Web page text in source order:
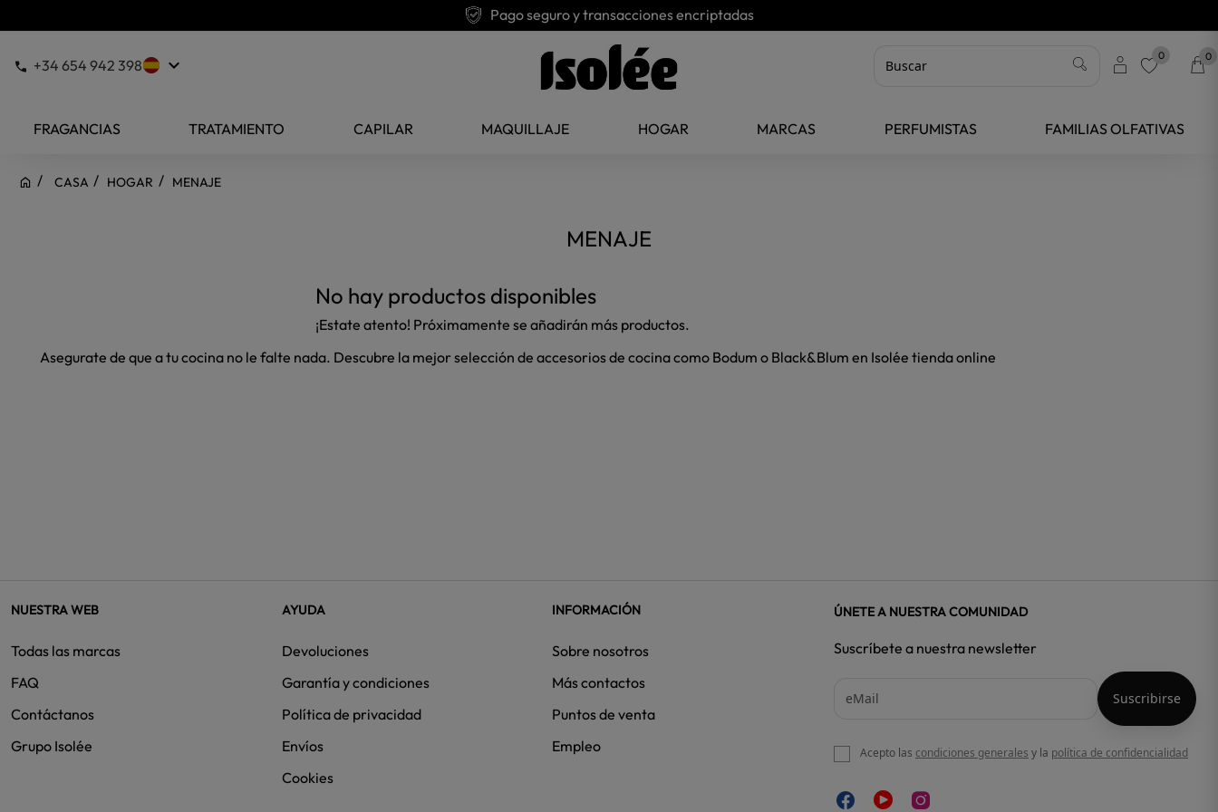
Pago seguro y transacciones encriptadas
+34 654 942 398 keyboard_arrow_down 0 0
FRAGANCIAS TRATAMIENTO CAPILAR MAQUILLAJE HOGAR MARCAS PERFUMISTAS FAMILIAS OLFATIVAS
CASA HOGAR MENAJE
MENAJE
No hay productos disponibles
¡Estate atento! Próximamente se añadirán más productos.
Asegurate de que a tu cocina no le falte nada. Descubre la mejor selección de accesorios de cocina como Bodum o Black&Blum en Isolée tienda online
NUESTRA WEB
Todas las marcas
FAQ
Contáctanos
Grupo Isolée
AYUDA
Devoluciones
Garantía y condiciones
Política de privacidad
Envíos
Cookies
INFORMACIÓN
Sobre nosotros
Más contactos
Puntos de venta
Empleo
ÚNETE A NUESTRA COMUNIDAD
Suscríbete a nuestra newsletter
Acepto las condiciones generales y la política de confidencialidad